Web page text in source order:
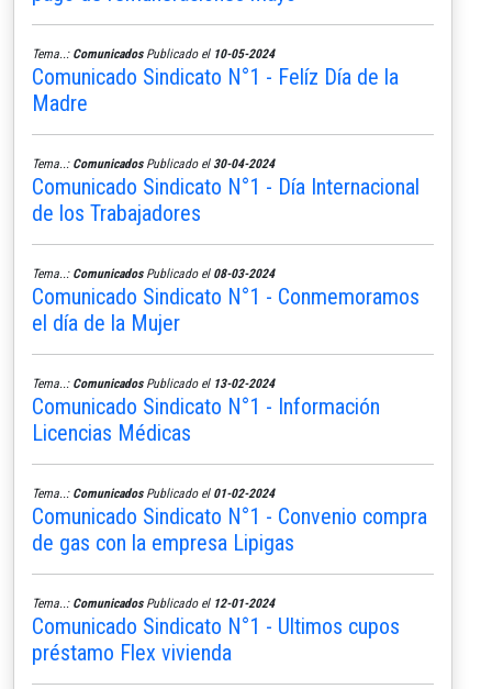
Tema..: ComunicadosPublicado el 10-05-2024
Comunicado Sindicato N°1 - Felíz Día de la
Madre
Tema..: ComunicadosPublicado el 30-04-2024
Comunicado Sindicato N°1 - Día Internacional
de los Trabajadores
Tema..: ComunicadosPublicado el 08-03-2024
Comunicado Sindicato N°1 - Conmemoramos
el día de la Mujer
Tema..: ComunicadosPublicado el 13-02-2024
Comunicado Sindicato N°1 - Información
Licencias Médicas
Tema..: ComunicadosPublicado el 01-02-2024
Comunicado Sindicato N°1 - Convenio compra
de gas con la empresa Lipigas
Tema..: ComunicadosPublicado el 12-01-2024
Comunicado Sindicato N°1 - Ultimos cupos
préstamo Flex vivienda